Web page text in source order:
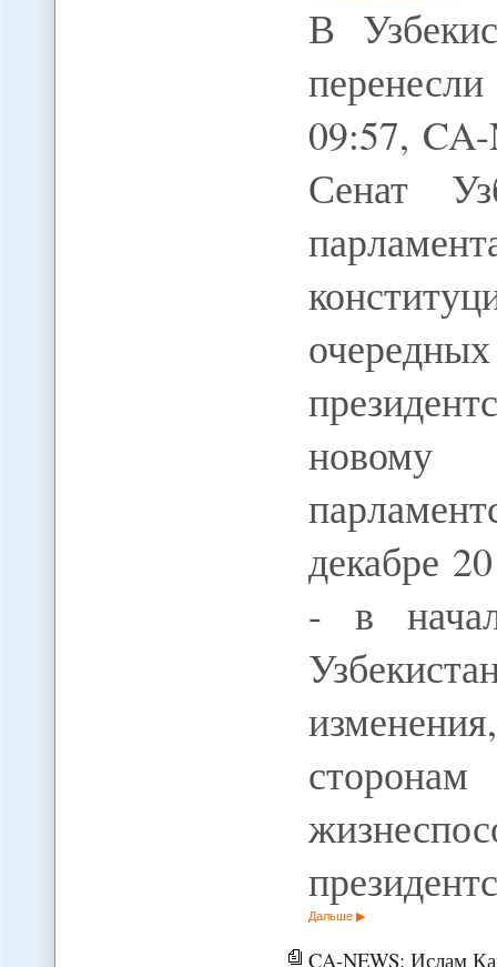
В
09:57,
Сенат
декабре
- в
Дальше
CA-NEWS: Ислам Каримов